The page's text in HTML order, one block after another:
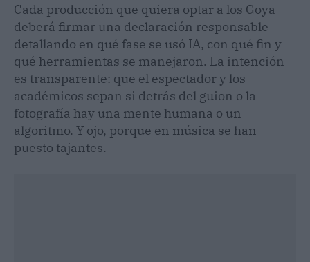
Cada producción que quiera optar a los Goya
deberá firmar una declaración responsable
detallando en qué fase se usó IA, con qué fin y
qué herramientas se manejaron. La intención
es transparente: que el espectador y los
académicos sepan si detrás del guion o la
fotografía hay una mente humana o un
algoritmo. Y ojo, porque en música se han
puesto tajantes.